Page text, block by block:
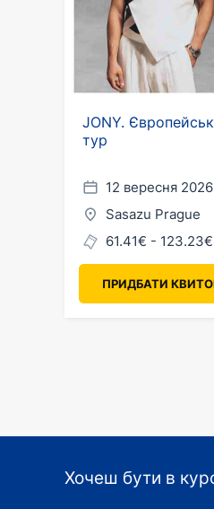
JONY.
тур
12 вересня 2026
Sasazu Prague
61.41€ - 123.23€
ПРИДБАТИ
Хочеш бути в